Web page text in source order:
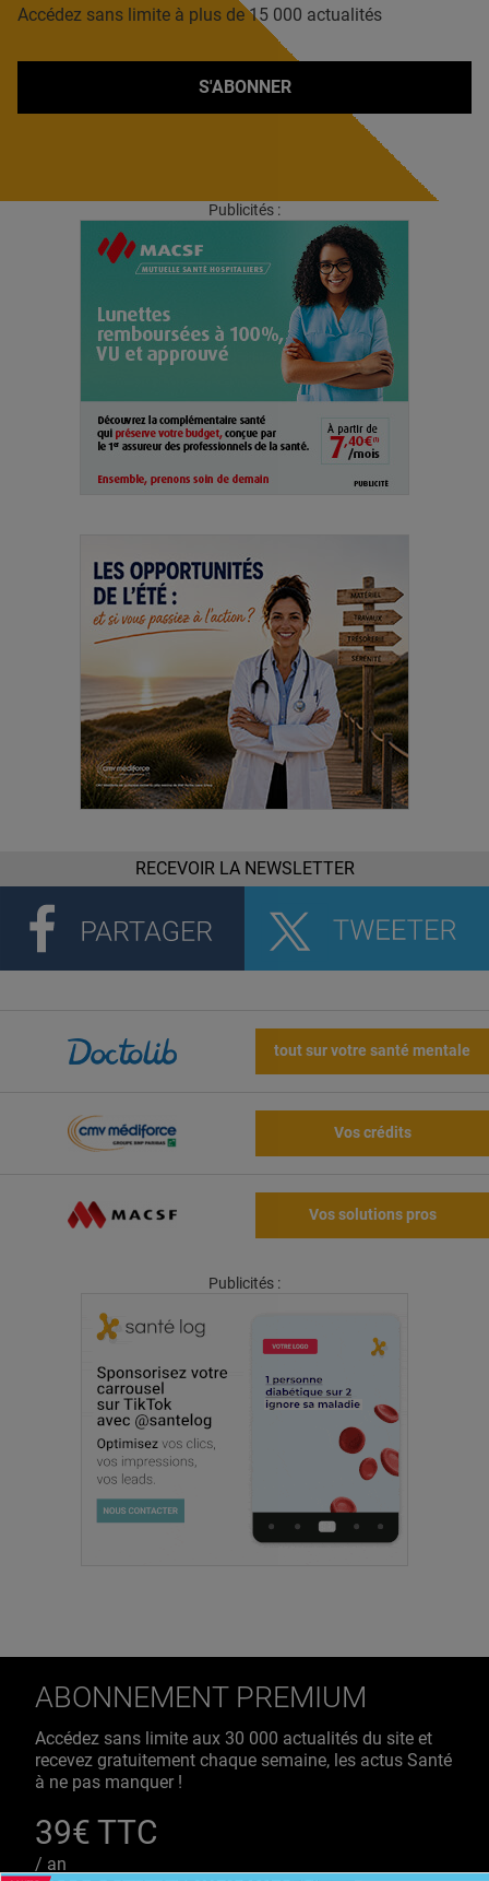
Accédez sans limite à plus de 15 000 actualités
S'ABONNER
Publicités :
RECEVOIR LA NEWSLETTER
tout sur votre santé mentale
Vos crédits
Vos solutions pros
Publicités :
ABONNEMENT PREMIUM
Accédez sans limite aux 30 000 actualités du site et
recevez gratuitement chaque semaine, les actus Santé
à ne pas manquer !
39€ TTC
/ an